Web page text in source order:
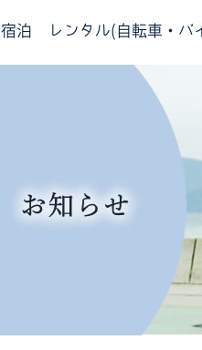
宿泊 レンタル(自転車・バ